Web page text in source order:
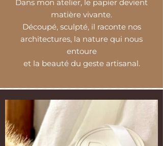
Dans mon atelier, le papier devient
matière vivante.
Découpé, sculpté, il raconte nos
architectures, la nature qui nous
entoure
et la beauté du geste artisanal.